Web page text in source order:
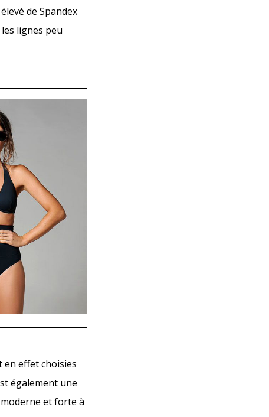
de Spandex
lignes peu
en effet choisies
également une
et forte à